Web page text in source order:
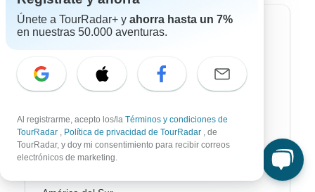
Destinos más populares
Asia
Australia / Oceanía
Europa
Únete a TourRadar+ y ahorra hasta un 7%
en nuestras 50.000 aventuras.
Al registrarme, acepto los/la Términos y condiciones de
TourRadar , Política de privacidad de TourRadar , de
TourRadar, y doy mi consentimiento para recibir correos
electrónicos de marketing.